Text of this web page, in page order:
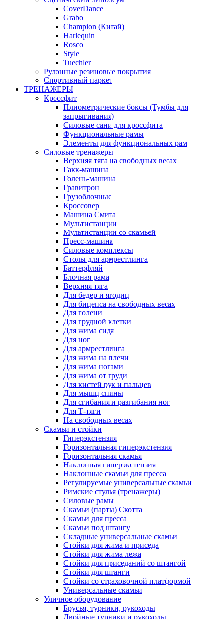
CoverDance
Grabo
Champion (Китай)
Harlequin
Rosco
Style
Tuechler
Рулонные резиновые покрытия
Спортивный паркет
ТРЕНАЖЕРЫ
Кроссфит
Плиометрические боксы (Тумбы для
запрыгивания)
Силовые сани для кроссфита
Функциональные рамы
Элементы для функциональных рам
Силовые тренажеры
Верхняя тяга на свободных весах
Гакк-машина
Голень-машина
Гравитрон
Грузоблочные
Кроссовер
Машина Смита
Мультистанции
Мультистанции со скамьей
Пресс-машина
Силовые комплексы
Столы для армрестлинга
Баттерфляй
Блочная рама
Верхняя тяга
Для бедер и ягодиц
Для бицепса на свободных весах
Для голени
Для грудной клетки
Для жима сидя
Для ног
Для армрестлинга
Для жима на плечи
Для жима ногами
Для жима от груди
Для кистей рук и пальцев
Для мышц спины
Для сгибания и разгибания ног
Для Т-тяги
На свободных весах
Скамьи и стойки
Гиперэкстензия
Горизонтальная гиперэкстензия
Горизонтальная скамья
Наклонная гиперэкстензия
Наклонные скамьи для пресса
Регулируемые универсальные скамьи
Римские стулья (тренажеры)
Силовые рамы
Скамьи (парты) Скотта
Скамьи для пресса
Скамьи под штангу
Складные универсальные скамьи
Стойки для жима и приседа
Стойки для жима лежа
Стойки для приседаний со штангой
Стойки для штанги
Стойки со страховочной платформой
Универсальные скамьи
Уличное оборудование
Брусья, турники, рукоходы
Двойные турники и рукоходы